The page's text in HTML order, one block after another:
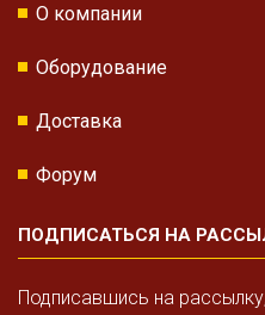
О компании
Оборудование
Доставка
Форум
ПОДПИСАТЬСЯ НА
Подписавшись на